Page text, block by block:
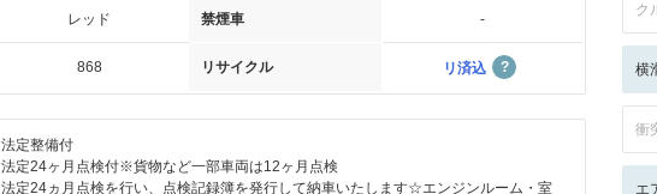
レッド 禁煙車 -
868 リサイクル リ済込
法定整備付
法定24ヶ月点検付※貨物など一部車両は12ヶ月点検
法定24ヵ月点検を行い、点検記録簿を発行して納車いたします☆エンジンルーム・室
ク
横
衝
エ